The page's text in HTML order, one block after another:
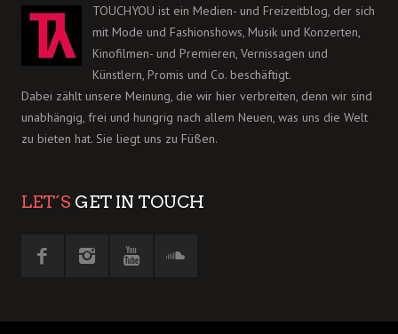
TOUCHYOU ist ein Medien- und Freizeitblog, der sich
mit Mode und Fashionshows, Musik und Konzerten,
Kinofilmen- und Premieren, Vernissagen und
Künstlern, Promis und Co. beschäftigt.
Dabei zählt unsere Meinung, die wir hier verbreiten, denn wir sind
unabhängig, frei und hungrig nach allem Neuen, was uns die Welt
zu bieten hat. Sie liegt uns zu Füßen.
LET´S GET IN TOUCH